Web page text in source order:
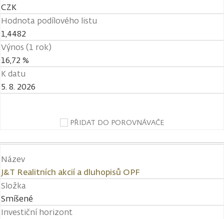
CZK
Hodnota podílového listu
1,4482
Výnos (1 rok)
16,72 %
K datu
5. 8. 2026
PŘIDAT DO POROVNÁVAČE
Název
J&T Realitních akcií a dluhopisů OPF
Složka
Smíšené
Investiční horizont